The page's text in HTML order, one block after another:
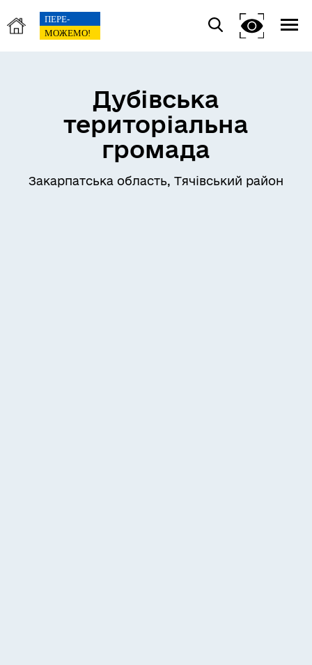
Дубівська
територіальна
громада
Закарпатська область, Тячівський район